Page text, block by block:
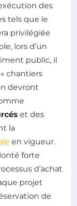
des
tels que le
privilégiée
lors d’un
public, il
chantiers
devront
et des
la
en vigueur.
forte
d’achat
projet
de